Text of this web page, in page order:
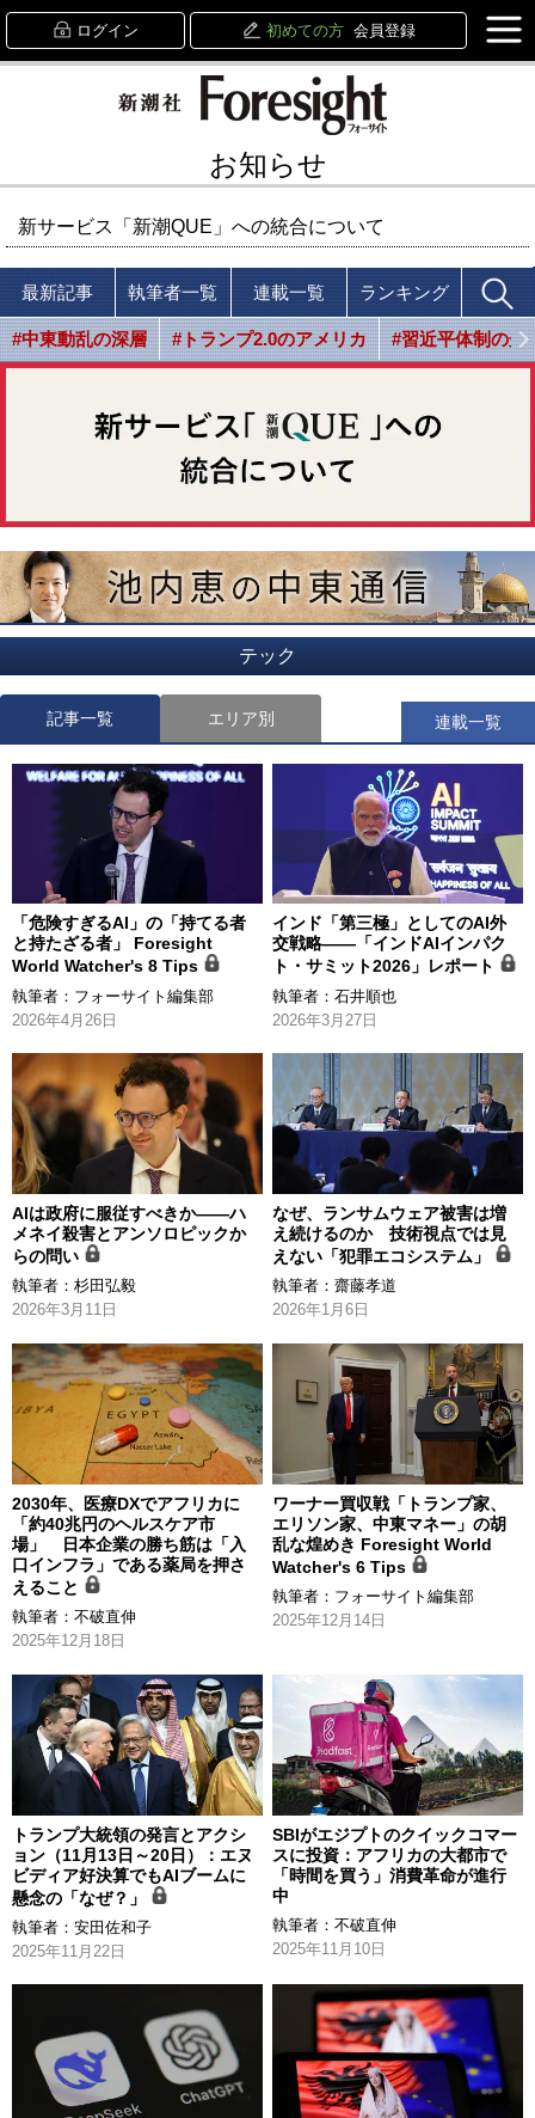
ログイン 初めての方 会員登録
お知らせ
新サービス「新潮QUE」への統合について
最新記事 執筆者一覧 連載一覧 ランキング
#中東動乱の深層 #トランプ2.0のアメリカ #習近平体制の光
テック
記事一覧 エリア別 連載一覧
「危険すぎるAI」の「持てる者
と持たざる者」 Foresight
World Watcher's 8 Tips
執筆者： フォーサイト編集部
2026年4月26日
インド「第三極」としてのAI外
交戦略――「インドAIインパク
ト・サミット2026」レポート
執筆者：石井順也
2026年3月27日
AIは政府に服従すべきか――ハ
メネイ殺害とアンソロピックか
らの問い
執筆者： 杉田弘毅
2026年3月11日
なぜ、ランサムウェア被害は増
え続けるのか 技術視点では見
えない「犯罪エコシステム」
執筆者：齋藤孝道
2026年1月6日
2030年、医療DXでアフリカに
「約40兆円のヘルスケア市
場」 日本企業の勝ち筋は「入
口インフラ」である薬局を押さ
えること
執筆者： 不破直伸
2025年12月18日
ワーナー買収戦「トランプ家、
エリソン家、中東マネー」の胡
乱な煌めき Foresight World
Watcher's 6 Tips
執筆者： フォーサイト編集部
2025年12月14日
トランプ大統領の発言とアクシ
ョン（11月13日～20日）：エヌ
ビディア好決算でもAIブームに
懸念の「なぜ？」
執筆者： 安田佐和子
2025年11月22日
SBIがエジプトのクイックコマー
スに投資：アフリカの大都市で
「時間を買う」消費革命が進行
中
執筆者：不破直伸
2025年11月10日